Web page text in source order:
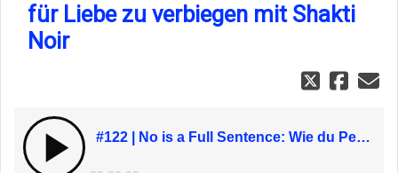
für Liebe zu verbiegen mit Shakti
Noir
#122 | No is a Full Sentence: Wie du People Pleasing loslässt & aufhörst, dich für Liebe zu verbiegen mit Shakti Noir